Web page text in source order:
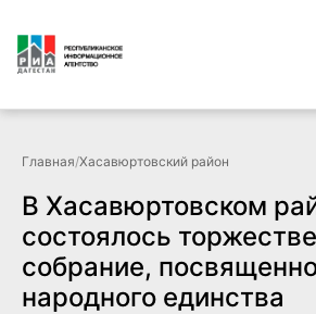
Главная/Хасавюртовский район
В Хасавюртовском
состоялось
собрание,
народного единства